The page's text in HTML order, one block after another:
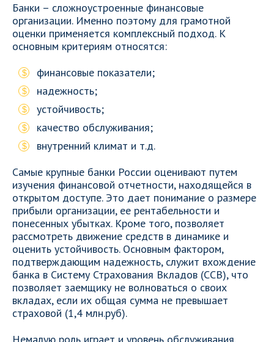
Банки – сложноустроенные финансовые
организации. Именно поэтому для грамотной
оценки применяется комплексный подход. К
основным критериям относятся:
финансовые показатели;
надежность;
устойчивость;
качество обслуживания;
внутренний климат и т.д.
Самые крупные банки России оценивают путем
изучения финансовой отчетности, находящейся в
открытом доступе. Это дает понимание о размере
прибыли организации, ее рентабельности и
понесенных убытках. Кроме того, позволяет
рассмотреть движение средств в динамике и
оценить устойчивость. Основным фактором,
подтверждающим надежность, служит вхождение
банка в Систему Страхования Вкладов (ССВ), что
позволяет заемщику не волноваться о своих
вкладах, если их общая сумма не превышает
страховой (1,4 млн.руб).